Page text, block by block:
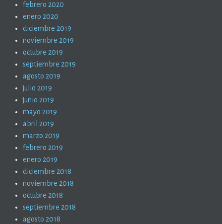
febrero 2020
enero 2020
diciembre 2019
noviembre 2019
octubre 2019
septiembre 2019
agosto 2019
julio 2019
junio 2019
mayo 2019
abril 2019
marzo 2019
febrero 2019
enero 2019
diciembre 2018
noviembre 2018
octubre 2018
septiembre 2018
agosto 2018